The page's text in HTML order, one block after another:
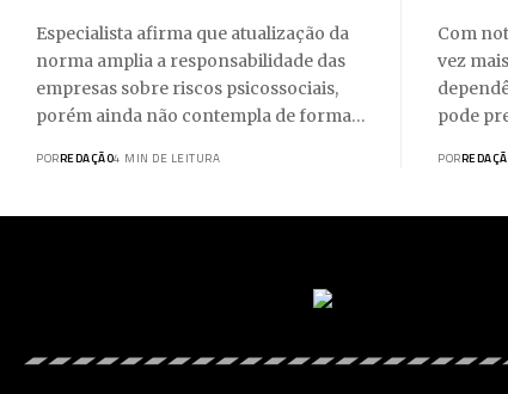
Especialista afirma que atualização da
norma amplia a responsabilidade das
empresas sobre riscos psicossociais,
porém ainda não contempla de forma…
PORREDAÇÃO4 MIN DE LEITURA
Com
vez
pode
POR